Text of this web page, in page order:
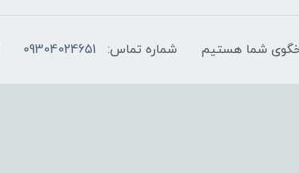
شماره تماس: 09304024651